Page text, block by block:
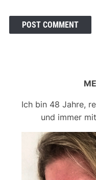
Ich bin 48 Jahre,
und immer